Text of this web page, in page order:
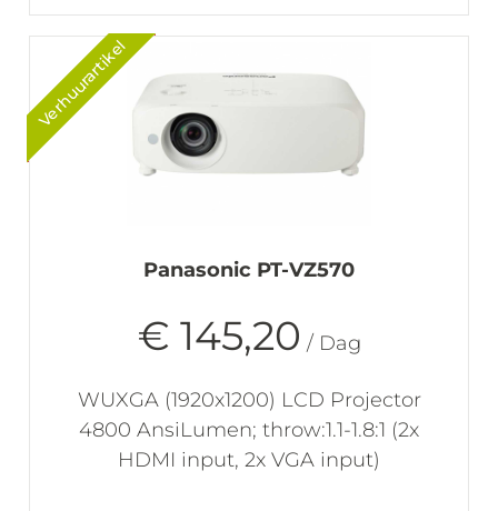
Panasonic PT-VZ570
€ 145,20 / Dag
WUXGA (1920x1200) LCD Projector
4800 AnsiLumen; throw:1.1-1.8:1 (2x
HDMI input, 2x VGA input)
Verhuurartikel